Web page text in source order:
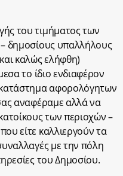
του τιμήματος των
– δημοσίους υπαλλήλους
καλώς ελήφθη)
το ίδιο ενδιαφέρον
κατάστημα αφορολόγητων
αναφέραμε αλλά να
των περιοχών –
είτε καλλιεργούν τα
με την πόλη
του Δημοσίου.